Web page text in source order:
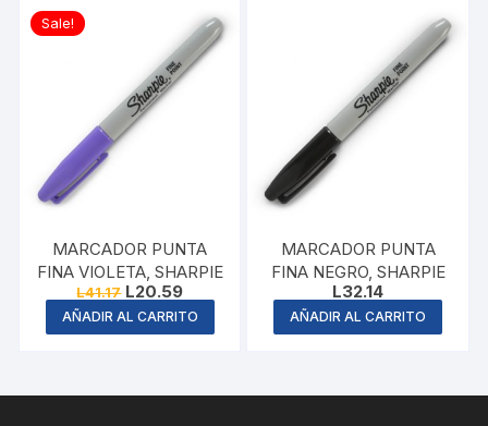
Sale!
MARCADOR PUNTA
FINA VIOLETA, SHARPIE
L41.17 Original
price
was:
L41.17.
L20.59Current
price
is:
L20.59.
AÑADIR AL CARRITO
MARCADOR PUNTA
FINA NEGRO, SHARPIE
L32.14
AÑADIR AL CARRITO